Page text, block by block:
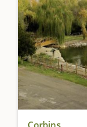
Corbins